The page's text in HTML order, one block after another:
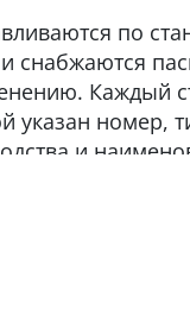
по
снабжаются
Каждый
указан номер,
и